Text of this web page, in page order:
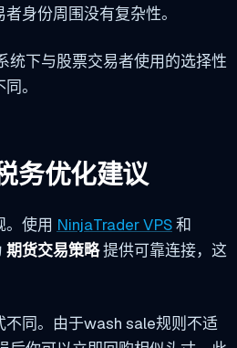
身份周围没有复杂性。
统下与股票交易者使用的选择性
。
务优化建议
。使用 NinjaTrader VPS和
期货交易策略提供可靠连接，这
不同。由于wash sale规则不适